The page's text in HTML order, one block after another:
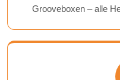
Grooveboxen – alle